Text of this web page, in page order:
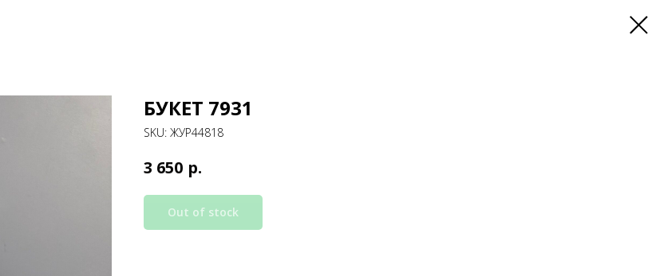
БУКЕТ 7931
SKU: ЖУР44818
3 650 р.
Out of stock